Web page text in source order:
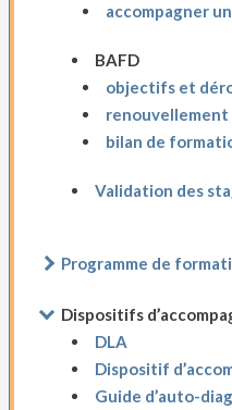
accompagner
BAFD
objectifs et
renouvellement
bilan de
Validation des
Programme de
Dispositifs
DLA
Dispositif
Guide d’auto-